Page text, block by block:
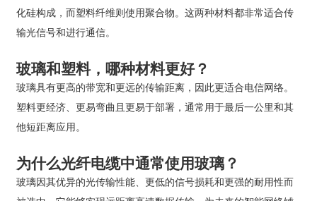
化硅构成，而塑料纤维则使用聚合物。这两种材料都非常适合传
输光信号和进行通信。
玻璃和塑料，哪种材料更好？
玻璃具有更高的带宽和更远的传输距离，因此更适合电信网络。
塑料更经济、更易弯曲且更易于部署，通常用于最后一公里和其
他短距离应用。
为什么光纤电缆中通常使用玻璃？
玻璃因其优异的光传输性能、更低的信号损耗和更强的耐用性而